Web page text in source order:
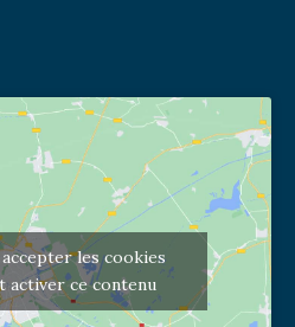
les cookies
activer ce contenu